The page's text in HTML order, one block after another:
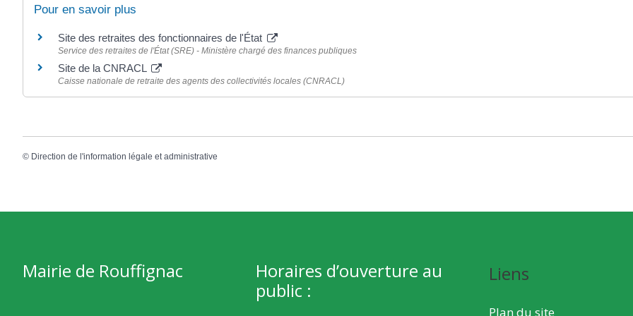
Pour en savoir plus
Site des retraites des fonctionnaires de l'État
Service des retraites de l'État (SRE) - Ministère chargé des finances publiques
Site de la CNRACL
Caisse nationale de retraite des agents des collectivités locales (CNRACL)
© Direction de l'information légale et administrative
Mairie de Rouffignac
Horaires d’ouverture au
public :
Liens
Plan du site